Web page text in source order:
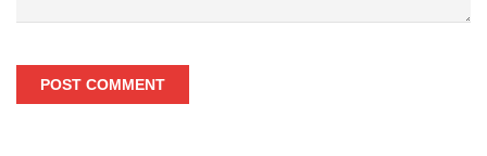
POST COMMENT